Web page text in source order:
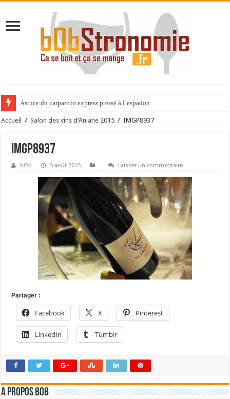
Astuce du carpaccio express pressé à l’espadon
Accueil / Salon des vins d'Aniane 2015 / IMGP8937
IMGP8937
bOb 5 août 2015 Laisser un commentaire
Partager :
Facebook X Pinterest
LinkedIn Tumblr
A propos bOb